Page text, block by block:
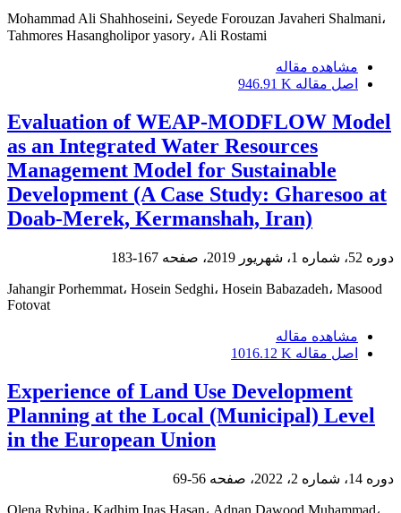
Mohammad Ali Shahhoseini، Seyede Forouzan Javaheri Shalmani،
Tahmores Hasangholipor yasory، Ali Rostami
مشاهده مقاله
اصل مقاله 946.91 K
Evaluation of WEAP-MODFLOW Model
as an Integrated Water Resources
Management Model for Sustainable
Development (A Case Study: Gharesoo at
Doab-Merek, Kermanshah, Iran)
دوره 52، شماره 1، شهریور 2019، صفحه 167-183
Jahangir Porhemmat، Hosein Sedghi، Hosein Babazadeh، Masood
Fotovat
مشاهده مقاله
اصل مقاله 1016.12 K
Experience of Land Use Development
Planning at the Local (Municipal) Level
in the European Union
دوره 14، شماره 2، 2022، صفحه 56-69
Olena Rybina، Kadhim Inas Hasan، Adnan Dawood Muhammad،